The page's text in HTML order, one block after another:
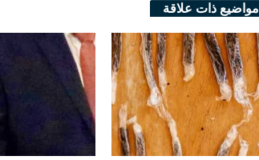
مواضيع ذات علاقة